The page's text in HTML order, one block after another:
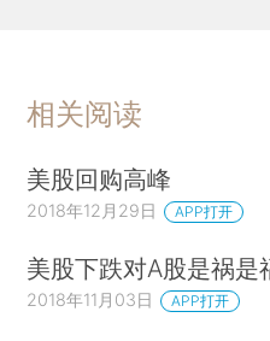
相关阅读
美股回购高峰
2018年12月29日 APP打开
美股下跌对A股是祸是
2018年11月03日 APP打开